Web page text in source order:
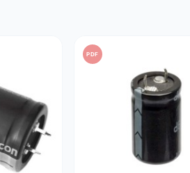
verpakking staat aangegeven en
PDF